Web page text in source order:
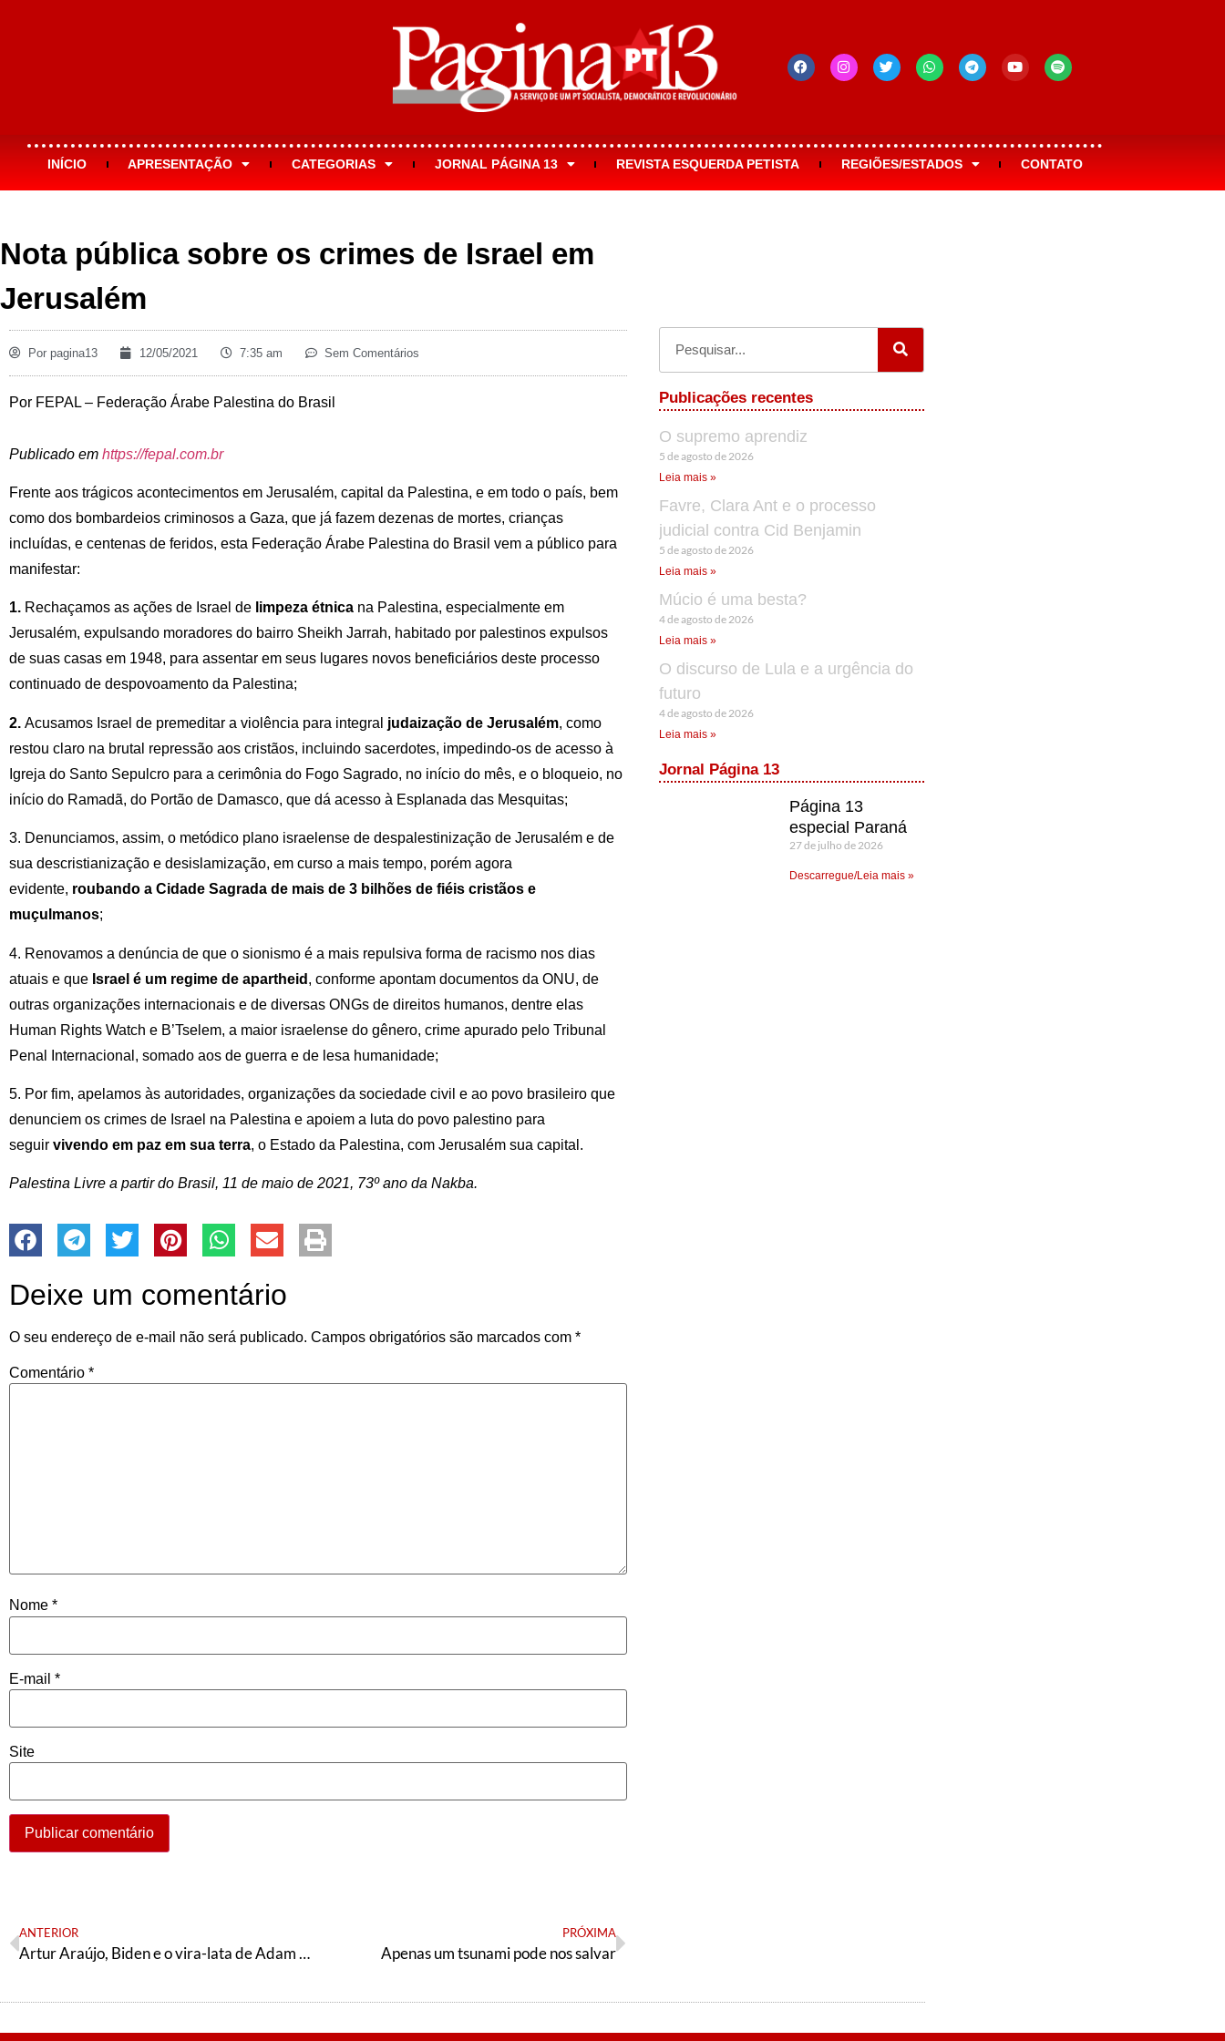
INÍCIO APRESENTAÇÃO CATEGORIAS JORNAL PÁGINA 13 REVISTA ESQUERDA PETISTA REGIÕES/ESTADOS CONTATO
Nota pública sobre os crimes de Israel em
Jerusalém
Por pagina13 12/05/2021 7:35 am Sem Comentários
Por FEPAL – Federação Árabe Palestina do Brasil
Publicado em https://fepal.com.br
Frente aos trágicos acontecimentos em Jerusalém, capital da Palestina, e em todo o país, bem
como dos bombardeios criminosos a Gaza, que já fazem dezenas de mortes, crianças
incluídas, e centenas de feridos, esta Federação Árabe Palestina do Brasil vem a público para
manifestar:
1. Rechaçamos as ações de Israel de limpeza étnica na Palestina, especialmente em
Jerusalém, expulsando moradores do bairro Sheikh Jarrah, habitado por palestinos expulsos
de suas casas em 1948, para assentar em seus lugares novos beneficiários deste processo
continuado de despovoamento da Palestina;
2. Acusamos Israel de premeditar a violência para integral judaização de Jerusalém, como
restou claro na brutal repressão aos cristãos, incluindo sacerdotes, impedindo-os de acesso à
Igreja do Santo Sepulcro para a cerimônia do Fogo Sagrado, no início do mês, e o bloqueio, no
início do Ramadã, do Portão de Damasco, que dá acesso à Esplanada das Mesquitas;
3. Denunciamos, assim, o metódico plano israelense de despalestinização de Jerusalém e de
sua descristianização e desislamização, em curso a mais tempo, porém agora
evidente, roubando a Cidade Sagrada de mais de 3 bilhões de fiéis cristãos e
muçulmanos;
4. Renovamos a denúncia de que o sionismo é a mais repulsiva forma de racismo nos dias
atuais e que Israel é um regime de apartheid , conforme apontam documentos da ONU, de
outras organizações internacionais e de diversas ONGs de direitos humanos, dentre elas
Human Rights Watch e B’Tselem, a maior israelense do gênero, crime apurado pelo Tribunal
Penal Internacional, somado aos de guerra e de lesa humanidade;
5. Por fim, apelamos às autoridades, organizações da sociedade civil e ao povo brasileiro que
denunciem os crimes de Israel na Palestina e apoiem a luta do povo palestino para
seguir vivendo em paz em sua terra, o Estado da Palestina, com Jerusalém sua capital.
Palestina Livre a partir do Brasil, 11 de maio de 2021, 73º ano da Nakba.
Deixe um comentário
O seu endereço de e-mail não será publicado. Campos obrigatórios são marcados com *
Comentário *
Nome *
E-mail *
Site
ANTERIOR
Artur Araújo, Biden e o vira-lata de Adam Smith
PRÓXIMA
Apenas um tsunami pode nos salvar
Publicações recentes
O supremo aprendiz
5 de agosto de 2026
Leia mais »
Favre, Clara Ant e o processo
judicial contra Cid Benjamin
5 de agosto de 2026
Leia mais »
Múcio é uma besta?
4 de agosto de 2026
Leia mais »
O discurso de Lula e a urgência do
futuro
4 de agosto de 2026
Leia mais »
Jornal Página 13
Página 13
especial Paraná
27 de julho de 2026
Descarregue/Leia mais »